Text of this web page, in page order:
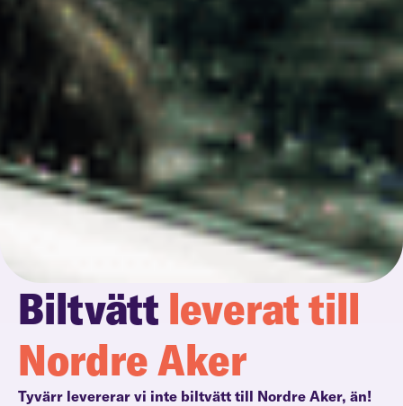
Biltvätt leverat till
Nordre Aker
Tyvärr levererar vi inte biltvätt till Nordre Aker, än!